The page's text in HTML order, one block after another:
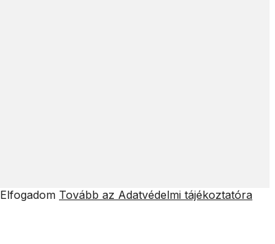
Elfogadom Tovább az Adatvédelmi tájékoztatóra